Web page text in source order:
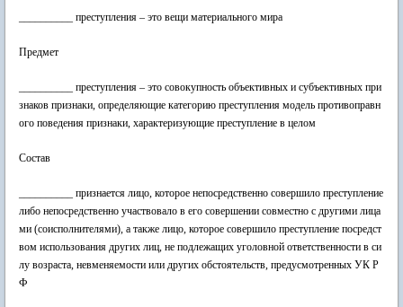
__________ преступления – это вещи материального мира
Предмет
__________ преступления – это совокупность объективных и субъективных при
знаков признаки, определяющие категорию преступления модель противоправн
ого поведения признаки, характеризующие преступление в целом
Состав
__________ признается лицо, которое непосредственно совершило преступление
либо непосредственно участвовало в его совершении совместно с другими лица
ми (соисполнителями), а также лицо, которое совершило преступление посредст
вом использования других лиц, не подлежащих уголовной ответственности в си
лу возраста, невменяемости или других обстоятельств, предусмотренных УК Р
Ф